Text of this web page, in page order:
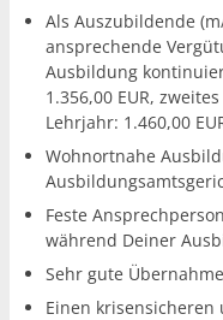
Als Auszubildende
ansprechende
Ausbildung
1.356,00 EUR,
Lehrjahr: 1.460,00
Wohnortnahe
Feste
während Deiner
Sehr gute
Einen